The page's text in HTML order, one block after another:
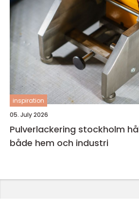
inspiration
05. July 2026
Pulverlackering stockholm hållbara ytor för
både hem och industri